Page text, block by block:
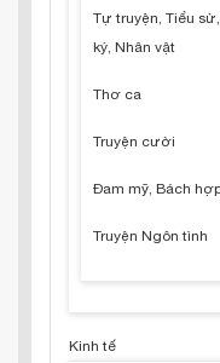
Tự truyện, Tiểu
ký, Nhân vật
Thơ ca
Truyện cười
Đam mỹ, Bách
Truyện Ngôn tình
Kinh tế